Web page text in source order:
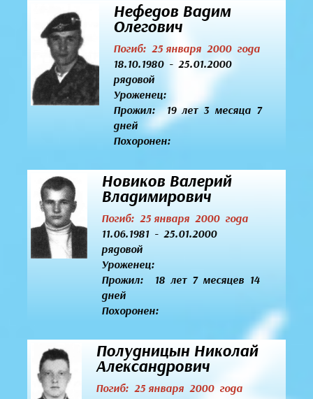
Нефедов Вадим
Олегович
Погиб: 25 января 2000 года
18.10.1980 - 25.01.2000
рядовой
Уроженец:
Прожил: 19 лет 3 месяца 7
дней
Похоронен:
Новиков Валерий
Владимирович
Погиб: 25 января 2000 года
11.06.1981 - 25.01.2000
рядовой
Уроженец:
Прожил: 18 лет 7 месяцев 14
дней
Похоронен:
Полудницын Николай
Александрович
Погиб: 25 января 2000 года